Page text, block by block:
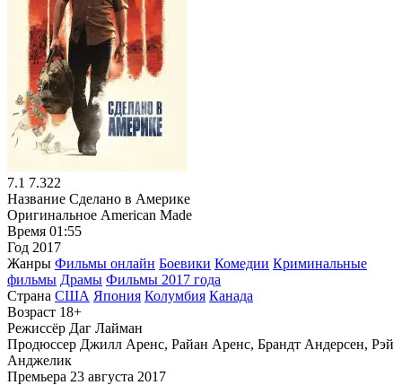
7.1 7.322
Название Сделано в Америке
Оригинальное American Made
Время 01:55
Год 2017
Жанры Фильмы онлайн Боевики Комедии Криминальные
фильмы Драмы Фильмы 2017 года
Страна США Япония Колумбия Канада
Возраст 18+
Режиссёр Даг Лайман
Продюссер Джилл Аренс, Райан Аренс, Брандт Андерсен, Рэй
Анджелик
Премьера 23 августа 2017